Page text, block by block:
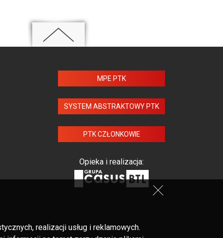
MPE PTK
SYSTEM ABSTRAKTOWY PTK
PTK CZŁONKOWIE
Opieka i realizacja:
realizacji usług i reklamowych.